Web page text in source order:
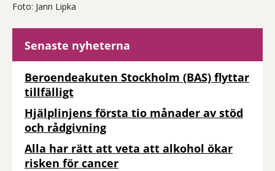
Foto: Jann Lipka
Senaste nyheterna
Beroendeakuten Stockholm (BAS) flyttar
tillfälligt
Hjälplinjens första tio månader av stöd
och rådgivning
Alla har rätt att veta att alkohol ökar
risken för cancer